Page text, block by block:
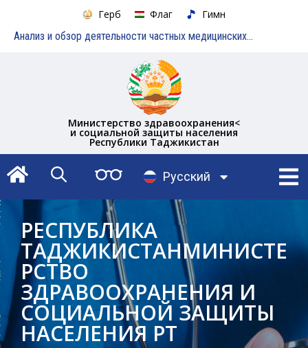
Герб Флаг
Гимн
Анализ и обзор деятельности частных медицинских учреждений
Министерство здравоохранения<
и социальной защиты населения
Республики Таджикистан
Русский
English
Тоҷикӣ
РЕСПУБЛИКА
ТАДЖИКИСТАНМИНИСТЕ
РСТВО
ЗДРАВООХРАНЕНИЯ И
СОЦИАЛЬНОЙ ЗАЩИТЫ
НАСЕЛЕНИЯ РТ